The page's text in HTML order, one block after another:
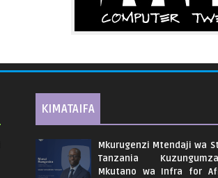
KIMATAIFA
Mkurugenzi Mtendaji wa
Tanzania
Mkutano wa Infra for